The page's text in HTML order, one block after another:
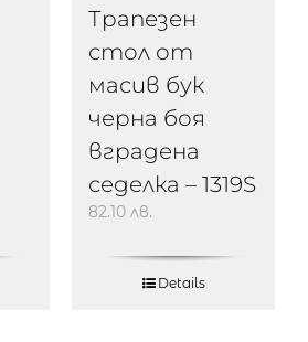
Трапезен
стол от
масив бук
черна боя
вградена
седелка – 1319S
82.10 лв.
Details